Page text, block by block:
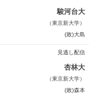
駿河台大
（東京新大学）
(敗)大島
見逃し配信
杏林大
（東京新大学）
(敗)森本